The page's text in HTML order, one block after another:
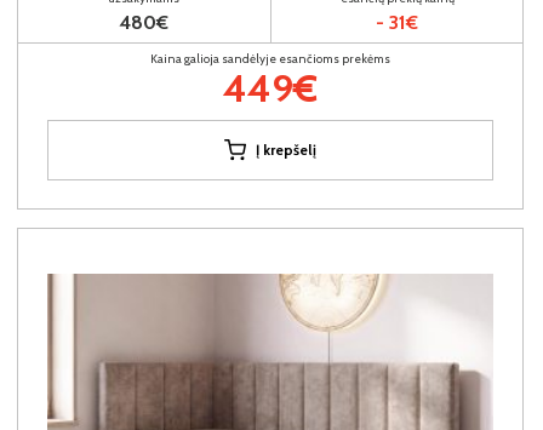
480€ - 31€
Kaina galioja sandėlyje esančioms prekėms
449€
Į krepšelį